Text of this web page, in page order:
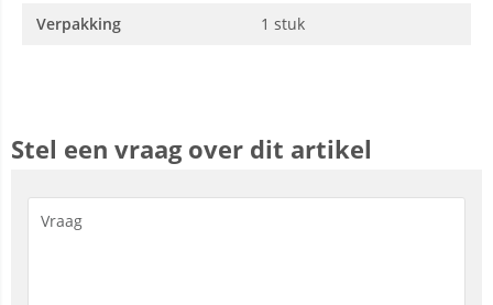
Verpakking
1 stuk
Stel een vraag over dit artikel